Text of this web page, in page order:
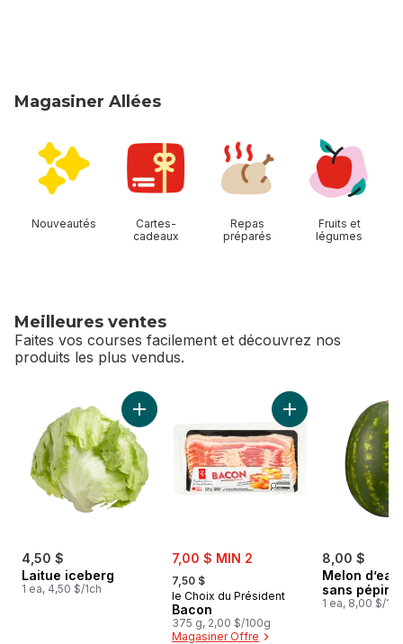
Magasiner Allées
Nouveautés
Cartes-
cadeaux
Repas
préparés
Fruits et
légumes
Meilleures ventes
Faites vos courses facilement et découvrez nos
produits les plus vendus.
sauter Meilleures ventes
4,50 $
Laitue iceberg
1 ea, 4,50 $/1ch
Ajouter Laitue iceberg au panier
sale:
7,00 $ MIN 2
, formerly:
7,50 $
le Choix du Président
Bacon
375 g, 2,00 $/100g
Magasiner Offre
Ajouter Bacon au
8,00 $
Melon
sans pépins
1 ea, 8,00 $/1ch